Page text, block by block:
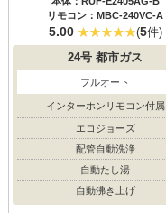
リモコン：MBC-240VC-A
5.00 (5件)
24号 都市ガス
フルオート
インターホンリモコン付属
エコジョーズ
配管自動洗浄
自動たし湯
自動沸き上げ